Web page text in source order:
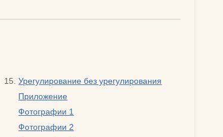
Урегулирование без урегулирования
Приложение
Фотографии 1
Фотографии 2